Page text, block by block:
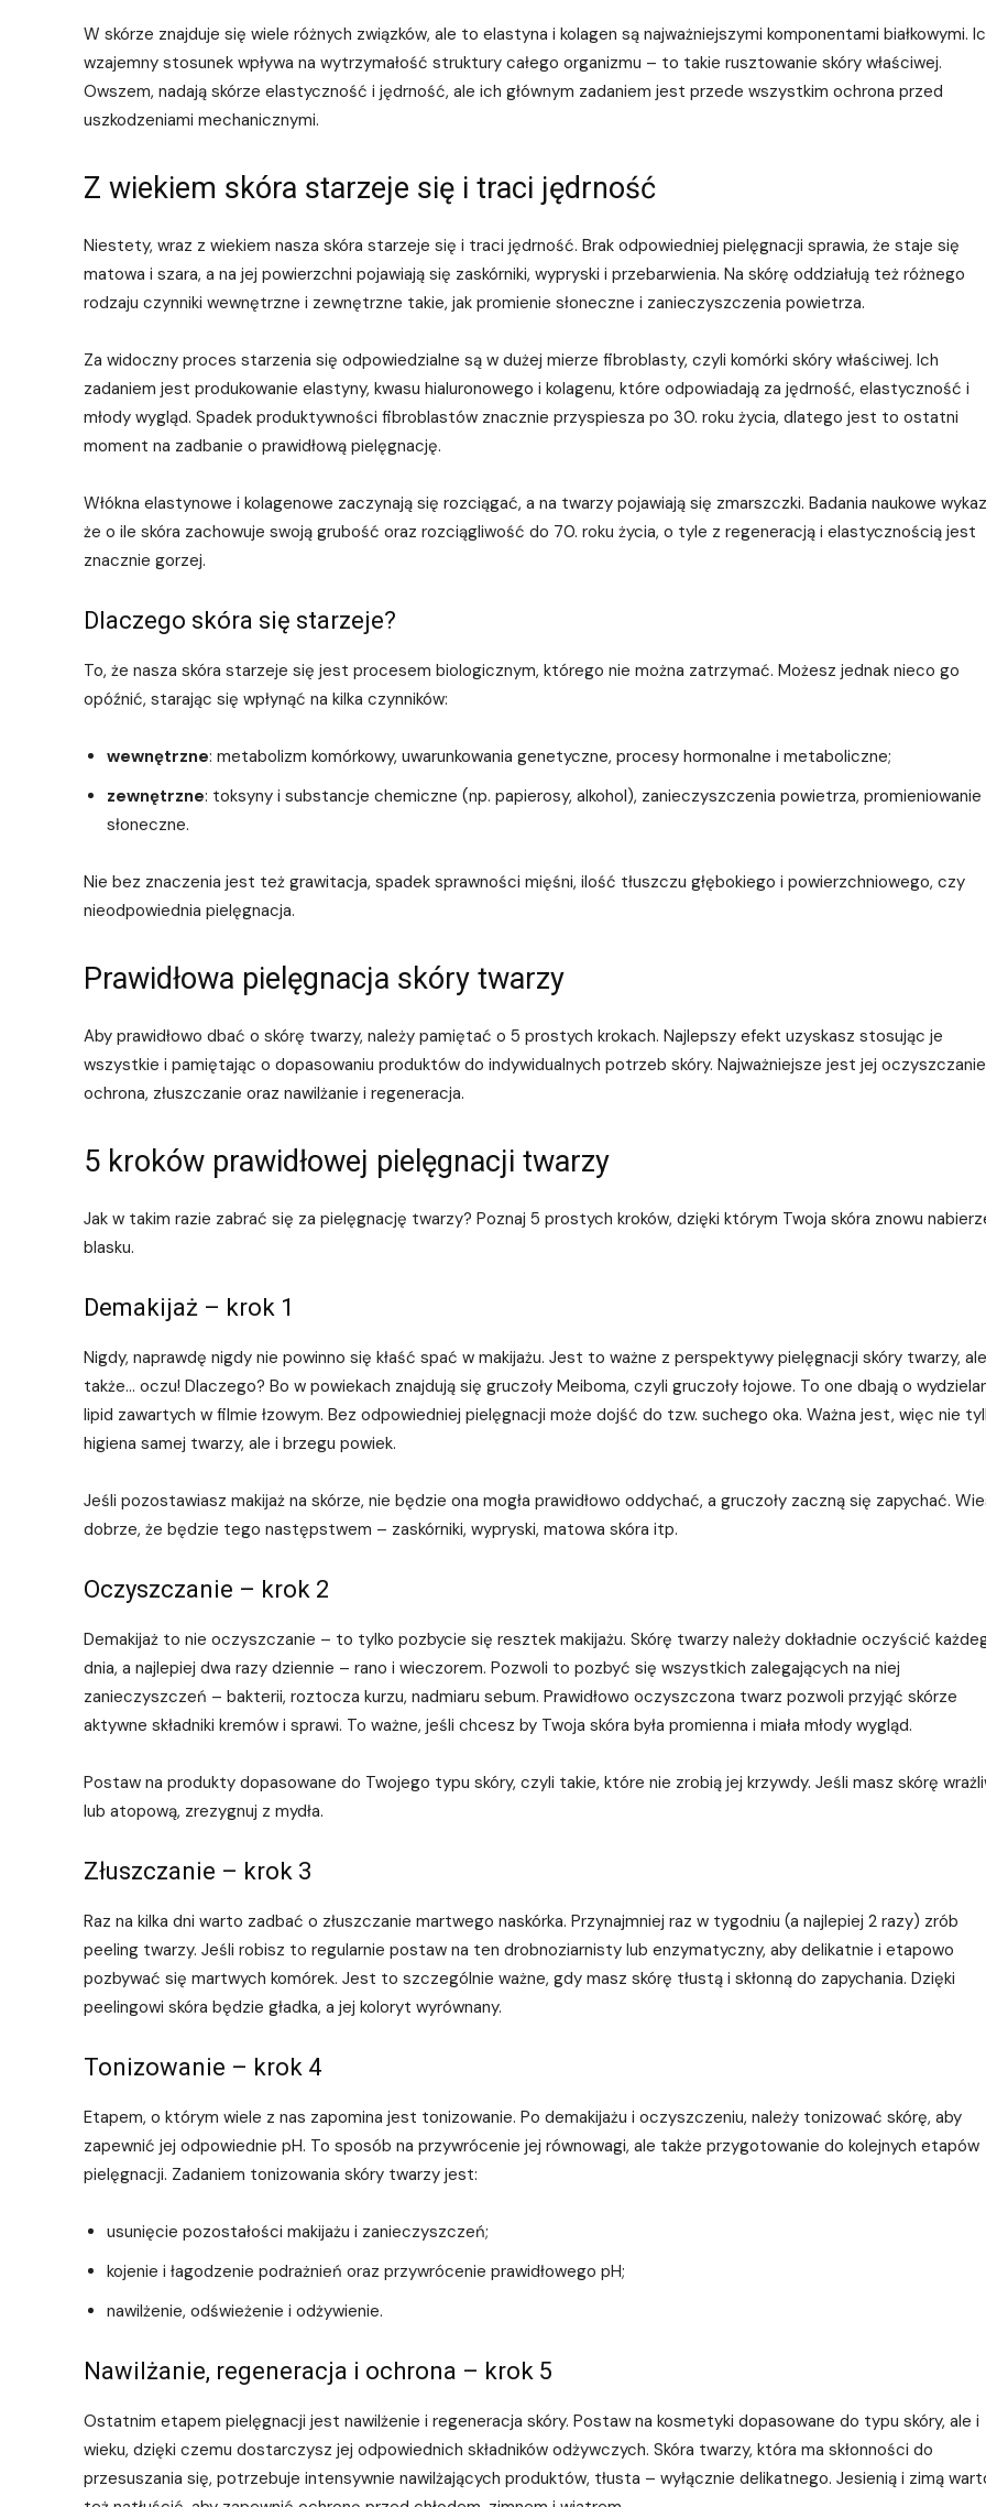
W skórze znajduje się wiele różnych związków, ale to elastyna i kolagen są najważniejszymi komponentami białkowymi.
wzajemny stosunek wpływa na wytrzymałość struktury całego organizmu – to takie rusztowanie skóry właściwej.
Owszem, nadają skórze elastyczność i jędrność, ale ich głównym zadaniem jest przede wszystkim ochrona przed
uszkodzeniami mechanicznymi.
Z wiekiem skóra starzeje się i traci jędrność
Niestety, wraz z wiekiem nasza skóra starzeje się i traci jędrność. Brak odpowiedniej pielęgnacji sprawia, że staje się
matowa i szara, a na jej powierzchni pojawiają się zaskórniki, wypryski i przebarwienia. Na skórę oddziałują też różnego
rodzaju czynniki wewnętrzne i zewnętrzne takie, jak promienie słoneczne i zanieczyszczenia powietrza.
Za widoczny proces starzenia się odpowiedzialne są w dużej mierze fibroblasty, czyli komórki skóry właściwej. Ich
zadaniem jest produkowanie elastyny, kwasu hialuronowego i kolagenu, które odpowiadają za jędrność, elastyczność i
młody wygląd. Spadek produktywności fibroblastów znacznie przyspiesza po 30. roku życia, dlatego jest to ostatni
moment na zadbanie o prawidłową pielęgnację.
Włókna elastynowe i kolagenowe zaczynają się rozciągać, a na twarzy pojawiają się zmarszczki. Badania naukowe
że o ile skóra zachowuje swoją grubość oraz rozciągliwość do 70. roku życia, o tyle z regeneracją i elastycznością jest
znacznie gorzej.
Dlaczego skóra się starzeje?
To, że nasza skóra starzeje się jest procesem biologicznym, którego nie można zatrzymać. Możesz jednak nieco go
opóźnić, starając się wpłynąć na kilka czynników:
wewnętrzne: metabolizm komórkowy, uwarunkowania genetyczne, procesy hormonalne i metaboliczne;
zewnętrzne: toksyny i substancje chemiczne (np. papierosy, alkohol), zanieczyszczenia powietrza, promieniowanie
słoneczne.
Nie bez znaczenia jest też grawitacja, spadek sprawności mięśni, ilość tłuszczu głębokiego i powierzchniowego, czy
nieodpowiednia pielęgnacja.
Prawidłowa pielęgnacja skóry twarzy
Aby prawidłowo dbać o skórę twarzy, należy pamiętać o 5 prostych krokach. Najlepszy efekt uzyskasz stosując je
wszystkie i pamiętając o dopasowaniu produktów do indywidualnych potrzeb skóry. Najważniejsze jest jej
ochrona, złuszczanie oraz nawilżanie i regeneracja.
5 kroków prawidłowej pielęgnacji twarzy
Jak w takim razie zabrać się za pielęgnację twarzy? Poznaj 5 prostych kroków, dzięki którym Twoja skóra znowu
blasku.
Demakijaż – krok 1
Nigdy, naprawdę nigdy nie powinno się kłaść spać w makijażu. Jest to ważne z perspektywy pielęgnacji skóry twarzy, ale
także… oczu! Dlaczego? Bo w powiekach znajdują się gruczoły Meiboma, czyli gruczoły łojowe. To one dbają o
lipid zawartych w filmie łzowym. Bez odpowiedniej pielęgnacji może dojść do tzw. suchego oka. Ważna jest, więc nie
higiena samej twarzy, ale i brzegu powiek.
Jeśli pozostawiasz makijaż na skórze, nie będzie ona mogła prawidłowo oddychać, a gruczoły zaczną się zapychać.
dobrze, że będzie tego następstwem – zaskórniki, wypryski, matowa skóra itp.
Oczyszczanie – krok 2
Demakijaż to nie oczyszczanie – to tylko pozbycie się resztek makijażu. Skórę twarzy należy dokładnie oczyścić
dnia, a najlepiej dwa razy dziennie – rano i wieczorem. Pozwoli to pozbyć się wszystkich zalegających na niej
zanieczyszczeń – bakterii, roztocza kurzu, nadmiaru sebum. Prawidłowo oczyszczona twarz pozwoli przyjąć skórze
aktywne składniki kremów i sprawi. To ważne, jeśli chcesz by Twoja skóra była promienna i miała młody wygląd.
Postaw na produkty dopasowane do Twojego typu skóry, czyli takie, które nie zrobią jej krzywdy. Jeśli masz skórę
lub atopową, zrezygnuj z mydła.
Złuszczanie – krok 3
Raz na kilka dni warto zadbać o złuszczanie martwego naskórka. Przynajmniej raz w tygodniu (a najlepiej 2 razy) zrób
peeling twarzy. Jeśli robisz to regularnie postaw na ten drobnoziarnisty lub enzymatyczny, aby delikatnie i etapowo
pozbywać się martwych komórek. Jest to szczególnie ważne, gdy masz skórę tłustą i skłonną do zapychania. Dzięki
peelingowi skóra będzie gładka, a jej koloryt wyrównany.
Tonizowanie – krok 4
Etapem, o którym wiele z nas zapomina jest tonizowanie. Po demakijażu i oczyszczeniu, należy tonizować skórę, aby
zapewnić jej odpowiednie pH. To sposób na przywrócenie jej równowagi, ale także przygotowanie do kolejnych etapów
pielęgnacji. Zadaniem tonizowania skóry twarzy jest:
usunięcie pozostałości makijażu i zanieczyszczeń;
kojenie i łagodzenie podrażnień oraz przywrócenie prawidłowego pH;
nawilżenie, odświeżenie i odżywienie.
Nawilżanie, regeneracja i ochrona – krok 5
Ostatnim etapem pielęgnacji jest nawilżenie i regeneracja skóry. Postaw na kosmetyki dopasowane do typu skóry, ale i
wieku, dzięki czemu dostarczysz jej odpowiednich składników odżywczych. Skóra twarzy, która ma skłonności do
przesuszania się, potrzebuje intensywnie nawilżających produktów, tłusta – wyłącznie delikatnego. Jesienią i zimą